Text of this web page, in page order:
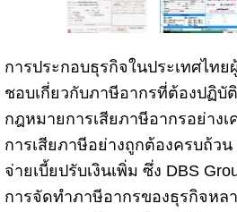
การประกอบธุรกิจในประเทศไท
ชอบเกี่ยวกับภาษีอากรที่ต้องปฏิบั
กฎหมายการเสียภาษีอากรอย่าง
การเสียภาษีอย่างถูกต้องครบถ้ว
จ่ายเบี้ยปรับเงินเพิ่ม ซึ่ง DBS
การจัดทำภาษีอากรของธุรกิจหล